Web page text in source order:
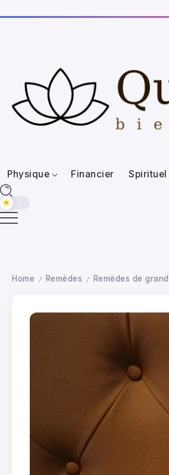
Physique Financier Spirituel
Home / Remèdes / Remèdes de